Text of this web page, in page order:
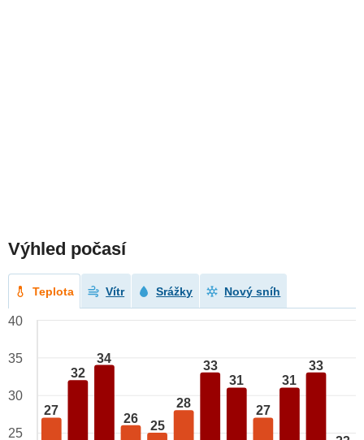
Výhled počasí
Teplota Vítr Srážky Nový sníh
27
32
34
26
25
28
33
31
27
31
33
40
35
30
25